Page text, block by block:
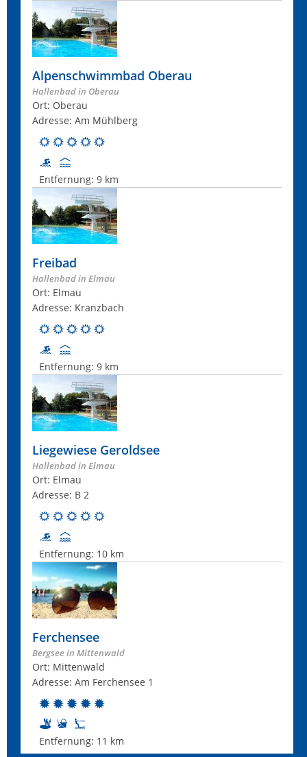
Alpenschwimmbad Oberau
Hallenbad in Oberau
Ort: Oberau
Adresse: Am Mühlberg
Entfernung: 9 km
Freibad
Hallenbad in Elmau
Ort: Elmau
Adresse: Kranzbach
Entfernung: 9 km
Liegewiese Geroldsee
Hallenbad in Elmau
Ort: Elmau
Adresse: B 2
Entfernung: 10 km
Ferchensee
Bergsee in Mittenwald
Ort: Mittenwald
Adresse: Am Ferchensee 1
Entfernung: 11 km